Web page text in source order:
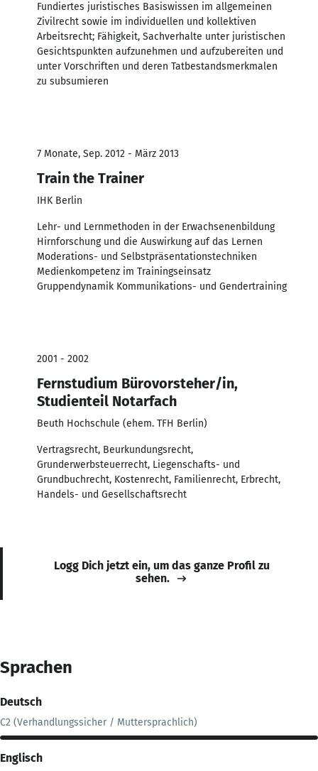
Fundiertes juristisches Basiswissen im allgemeinen
Zivilrecht sowie im individuellen und kollektiven
Arbeitsrecht; Fähigkeit, Sachverhalte unter juristischen
Gesichtspunkten aufzunehmen und aufzubereiten und
unter Vorschriften und deren Tatbestandsmerkmalen
zu subsumieren
7 Monate, Sep. 2012 - März 2013
Train the Trainer
IHK Berlin
Lehr- und Lernmethoden in der Erwachsenenbildung
Hirnforschung und die Auswirkung auf das Lernen
Moderations- und Selbstpräsentationstechniken
Medienkompetenz im Trainingseinsatz
Gruppendynamik Kommunikations- und Gendertraining
2001 - 2002
Fernstudium Bürovorsteher/in,
Studienteil Notarfach
Beuth Hochschule (ehem. TFH Berlin)
Vertragsrecht, Beurkundungsrecht,
Grunderwerbsteuerrecht, Liegenschafts- und
Grundbuchrecht, Kostenrecht, Familienrecht, Erbrecht,
Handels- und Gesellschaftsrecht
Logg Dich jetzt ein, um das ganze Profil zu
sehen.
Sprachen
Deutsch
C2 (Verhandlungssicher / Muttersprachlich)
Englisch